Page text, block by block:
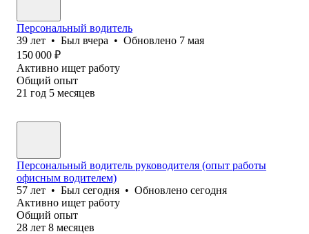
Персональный водитель
39 лет • Был вчера • Обновлено 7 мая
150 000 ₽
Активно ищет работу
Общий опыт
21 год 5 месяцев
Персональный водитель руководителя (опыт работы
офисным водителем)
57 лет • Был сегодня • Обновлено сегодня
Активно ищет работу
Общий опыт
28 лет 8 месяцев